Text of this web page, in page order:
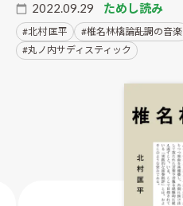
2022.09.29 ためし読み
北村 匡平 椎名林檎論――乱調の音楽
丸ノ内サディスティック